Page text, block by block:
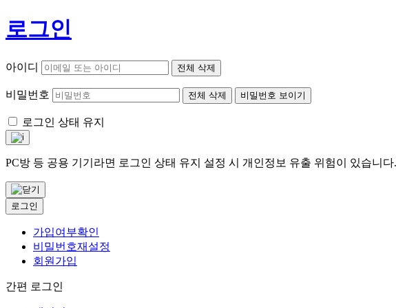
로그인
아이디 전체 삭제
비밀번호 전체 삭제 비밀번호 보이기
로그인 상태 유지
PC방 등 공용 기기라면 로그인 상태 유지 설정 시 개인정보 유출 위험이 있습니
로그인
가입여부확인
비밀번호재설정
회원가입
간편 로그인